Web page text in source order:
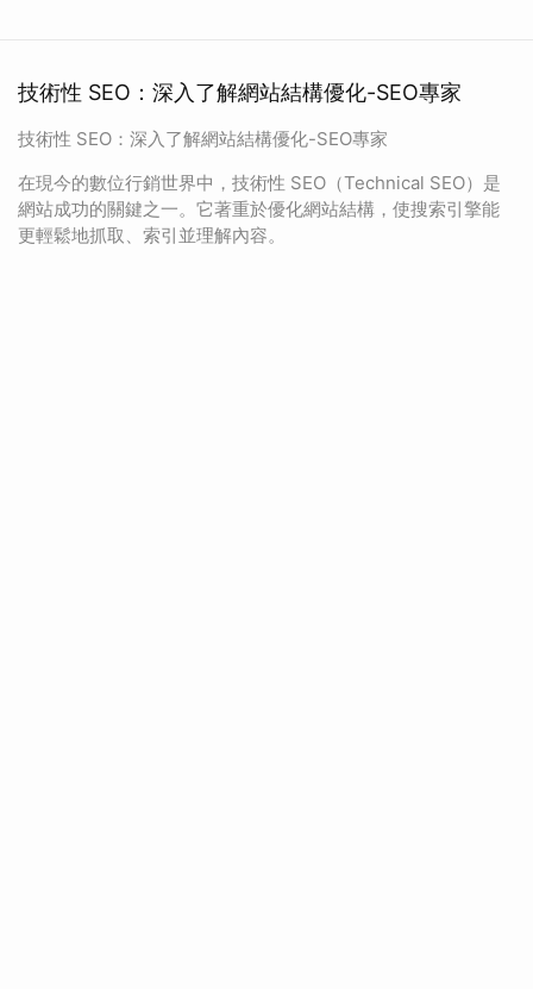
技術性 SEO：深入了解網站結構優化-SEO專家
技術性 SEO：深入了解網站結構優化-SEO專家
在現今的數位行銷世界中，技術性 SEO（Technical SEO）是
網站成功的關鍵之一。它著重於優化網站結構，使搜索引擎能
更輕鬆地抓取、索引並理解內容。